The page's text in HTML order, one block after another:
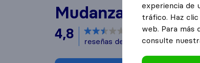
Mudanzas
4,8 basado en8
reseñas de Sirelo y Google
i
experiencia de
tráfico. Haz
web. Para más
consulte